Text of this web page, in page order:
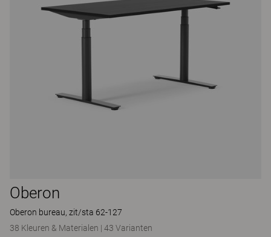
Oberon
Oberon bureau, zit/sta 62-127
38 Kleuren & Materialen | 43 Varianten